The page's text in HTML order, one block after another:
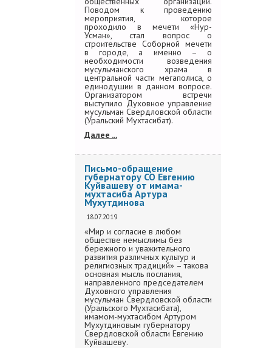
Поводом к проведению
мероприятия, которое
проходило в мечети «Нур-
Усман», стал вопрос о
строительстве Соборной мечети
в городе, а именно – о
необходимости возведения
мусульманского храма в
центральной части мегаполиса, о
единодушии в данном вопросе.
Организатором встречи
выступило Духовное управление
мусульман Свердловской области
(Уральский Мухтасибат).
Далее ...
Письмо-обращение
губернатору СО Евгению
Куйвашеву от имама-
мухтасиба Артура
Мухутдинова
18.07.2019
«Мир и согласие в любом
обществе немыслимы без
бережного и уважительного
развития различных культур и
религиозных традиций» – такова
основная мысль послания,
направленного председателем
Духовного управления
мусульман Свердловской области
(Уральского Мухтасибата),
имамом-мухтасибом Артуром
Мухутдиновым губернатору
Свердловской области Евгению
Куйвашеву.